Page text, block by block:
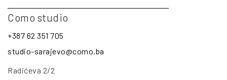
Como studio
+387 62 351 705
studio-sarajevo@como.ba
Radićeva 2/2